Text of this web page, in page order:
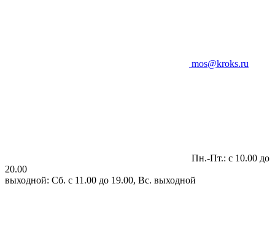
mos@kroks.ru
Пн.-Пт.: с 10.00 до
20.00
выходной: Сб. с 11.00 до 19.00, Вс. выходной